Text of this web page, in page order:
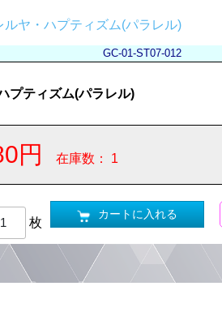
ルヤ・ハプティズム(パラレル)
GC-01-ST07-012
プティズム(パラレル)
円 在庫数： 1
枚
カートに入れる